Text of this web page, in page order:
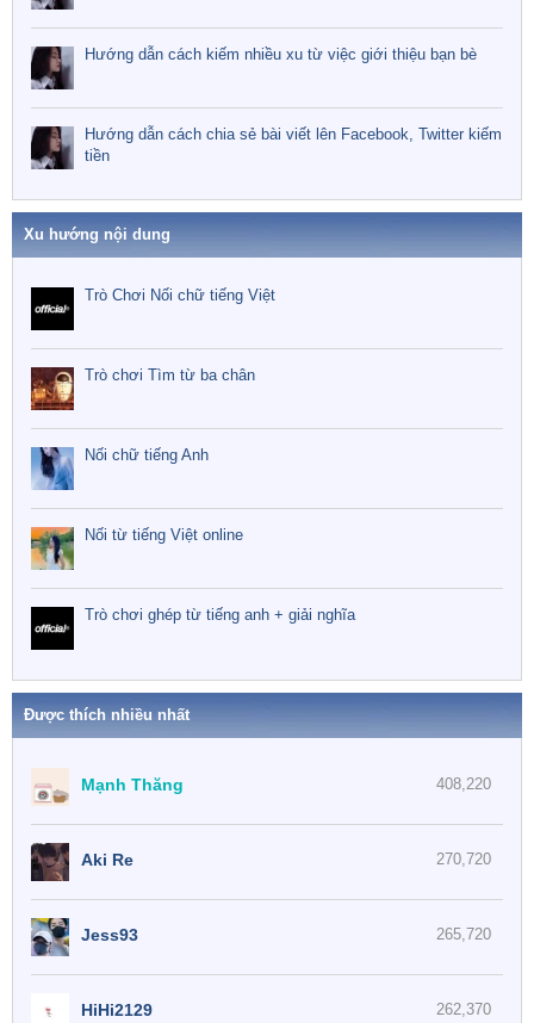
Hướng dẫn cách kiếm nhiều xu từ việc giới thiệu bạn bè
Hướng dẫn cách chia sẻ bài viết lên Facebook, Twitter kiếm
tiền
Xu hướng nội dung
Trò Chơi Nối chữ tiếng Việt
Trò chơi Tìm từ ba chân
Nối chữ tiếng Anh
Nối từ tiếng Việt online
Trò chơi ghép từ tiếng anh + giải nghĩa
Được thích nhiều nhất
408,220
Mạnh Thăng
270,720
Aki Re
265,720
Jess93
262,370
HiHi2129